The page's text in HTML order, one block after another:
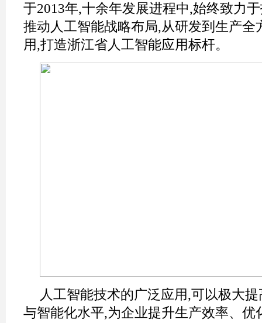
于2013年,十余年发展进程中,始终致力
推动人工智能战略布局,从研发到生产全
用,打造浙江省人工智能应用标杆。
人工智能技术的广泛应用,可以极大
与智能化水平,为企业提升生产效率、优